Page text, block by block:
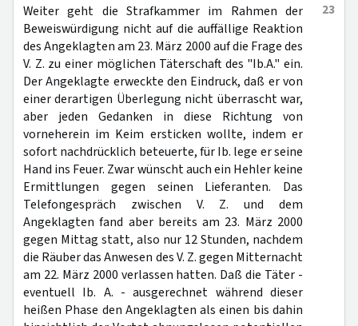
23
Weiter geht die Strafkammer im Rahmen der
Beweiswürdigung nicht auf die auffällige Reaktion
des Angeklagten am 23. März 2000 auf die Frage des
V. Z. zu einer möglichen Täterschaft des "Ib.A." ein.
Der Angeklagte erweckte den Eindruck, daß er von
einer derartigen Überlegung nicht überrascht war,
aber jeden Gedanken in diese Richtung von
vorneherein im Keim ersticken wollte, indem er
sofort nachdrücklich beteuerte, für Ib. lege er seine
Hand ins Feuer. Zwar wünscht auch ein Hehler keine
Ermittlungen gegen seinen Lieferanten. Das
Telefongespräch zwischen V. Z. und dem
Angeklagten fand aber bereits am 23. März 2000
gegen Mittag statt, also nur 12 Stunden, nachdem
die Räuber das Anwesen des V. Z. gegen Mitternacht
am 22. März 2000 verlassen hatten. Daß die Täter -
eventuell Ib. A. - ausgerechnet während dieser
heißen Phase den Angeklagten als einen bis dahin